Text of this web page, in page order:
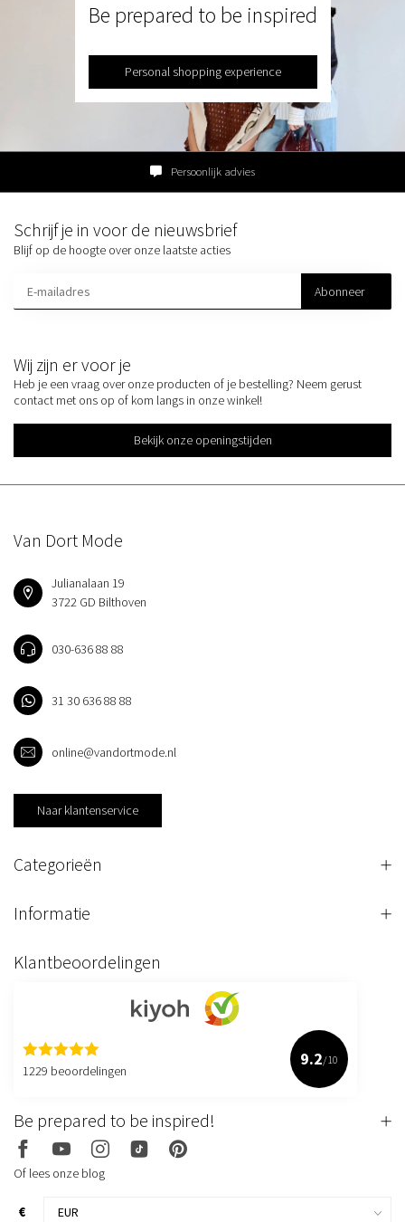
Be prepared to be inspired
Personal shopping experience
Persoonlijk advies
Wij zijn er voor je
Heb je een vraag over onze producten of je bestelling? Neem gerust
contact met ons op of kom langs in onze winkel!
Bekijk onze openingstijden
Schrijf je in voor de nieuwsbrief
Blijf op de hoogte over onze laatste acties
Abonneer
Van Dort Mode
Julianalaan 19
3722 GD Bilthoven
030-636 88 88
31 30 636 88 88
online@vandortmode.nl
Naar klantenservice
Categorieën
Informatie
Klantbeoordelingen
1229 beoordelingen
9.2/10
Be prepared to be inspired!
Of lees onze blog
€